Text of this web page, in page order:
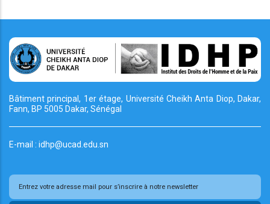
Bâtiment principal, 1er étage, Université CheikhAnta Diop, Dakar,
Fann, BP 5005 Dakar, Sénégal
E-mail : idhp@ucad.edu.sn